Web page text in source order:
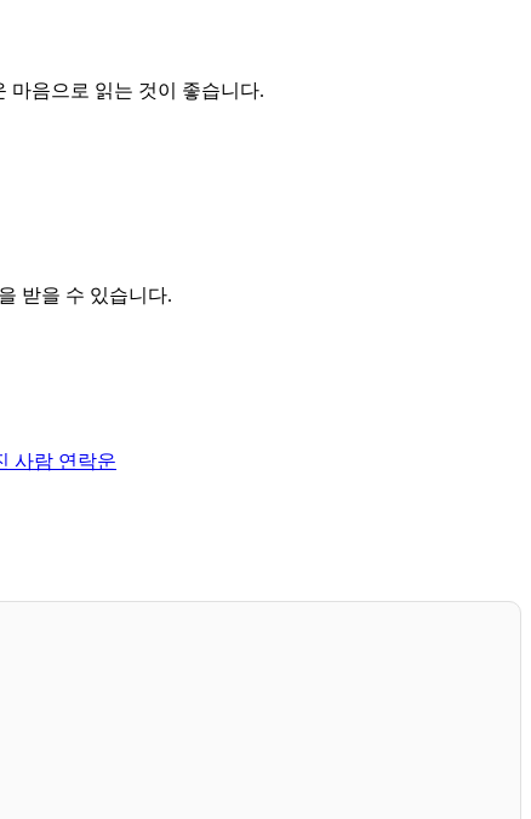
마음으로 읽는 것이 좋습니다.
받을 수 있습니다.
사람 연락운